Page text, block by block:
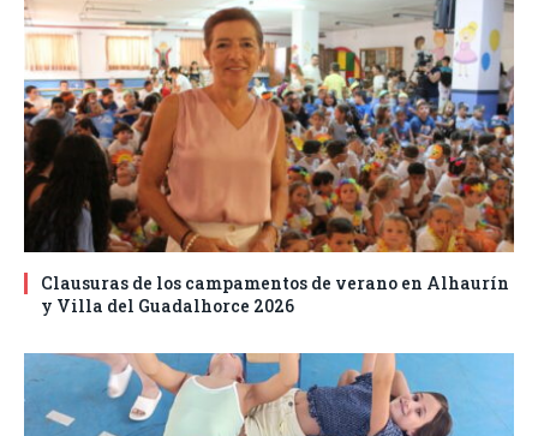
Clausuras de los campamentos de verano en Alhaurín
y Villa del Guadalhorce 2026